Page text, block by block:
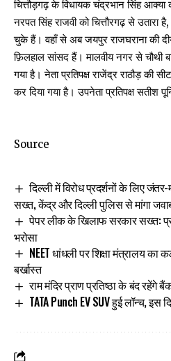
चित्तौड़गढ़ के विधायक चंद्रभान सिंह
नरपत सिंह राजवी को चित्तौरगढ़ से उतारा
चुके हैं। वहाँ से अब जयपुर राजघराना की
फ़िलहाल सांसद हैं। मालवीय नगर से चौथी
गया है। नेता प्रतिपक्ष राजेंद्र राठौड़ की
कर दिया गया है। उपनेता प्रतिपक्ष सतीश
Source
दिल्ली में विरोध प्रदर्शनों के लिए
सख्त, केंद्र और दिल्ली पुलिस से मांगा
पेपर लीक के खिलाफ सरकार सख्त:
भरोसा
NEET धांधली पर शिक्षा मंत्रालय का
बर्खास्त
राम मंदिर प्राण प्रतिष्ठा के बंद रहेंगे
TATA Punch EV SUV हुई लॉन्च, इस